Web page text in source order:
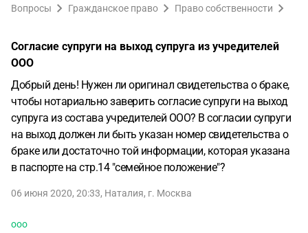
Вопросы Гражданское право Право собственности
Согласие супруги на выход супруга из учредителей
ООО
Добрый день! Нужен ли оригинал свидетельства о браке,
чтобы нотариально заверить согласие супруги на выход
супруга из состава учредителей ООО? В согласии супруги
на выход должен ли быть указан номер свидетельства о
браке или достаточно той информации, которая указана
в паспорте на стр.14 "семейное положение"?
06 июня 2020, 20:33, Наталия, г. Москва
ооо